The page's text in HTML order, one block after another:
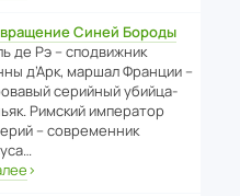
Синей Бороды
де Рэ – спод­ви­жник
д’Арк, маршал Франции –
серийный убийца-
Римский импе­ратор
– совре­менник
›